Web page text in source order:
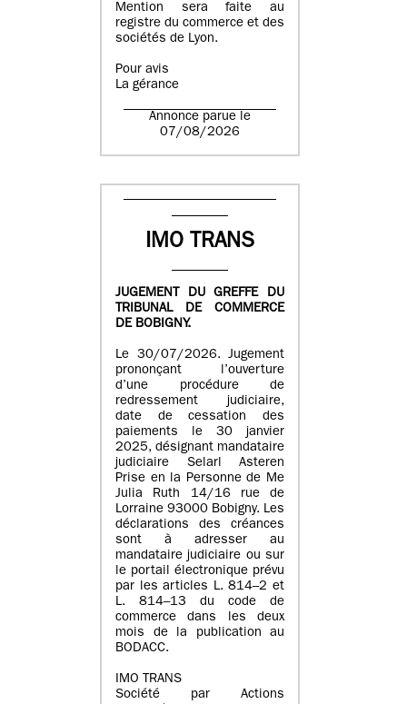
Mention sera faite au
registre du commerce et des
sociétés de Lyon.
Pour avis
La gérance
Annonce parue le
07/08/2026
IMO TRANS
JUGEMENT DU GREFFE DU
TRIBUNAL DE COMMERCE
DE BOBIGNY.
Le 30/07/2026. Jugement
prononçant l’ouverture
d’une procédure de
redressement judiciaire,
date de cessation des
paiements le 30 janvier
2025, désignant mandataire
judiciaire Selarl Asteren
Prise en la Personne de Me
Julia Ruth 14/16 rue de
Lorraine 93000 Bobigny. Les
déclarations des créances
sont à adresser au
mandataire judiciaire ou sur
le portail électronique prévu
par les articles L. 814–2 et
L. 814–13 du code de
commerce dans les deux
mois de la publication au
BODACC.
IMO TRANS
Société par Actions